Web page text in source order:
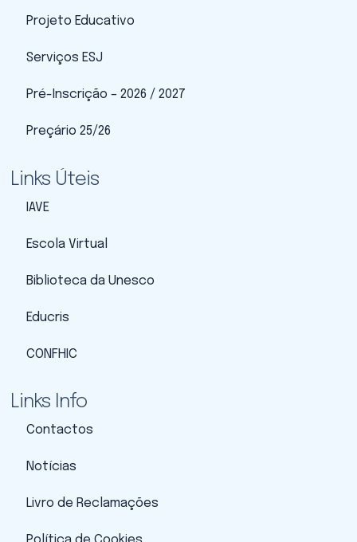
Projeto Educativo
Serviços ESJ
Pré-Inscrição – 2026 / 2027
Preçário 25/26
Links Úteis
IAVE
Escola Virtual
Biblioteca da Unesco
Educris
CONFHIC
Links Info
Contactos
Notícias
Livro de Reclamações